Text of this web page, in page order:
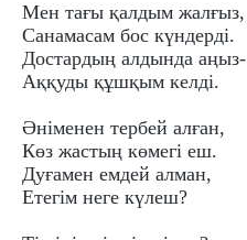
Мен тағы қалдым жалғыз,
Санамасам бос күндерді.
Достардың алдында аңыз-
Аққуды құшқым келді.
Әніменен тербей алған,
Көз жастың көмегі еш.
Дуғамен емдей алман,
Етегім неге күлеш?